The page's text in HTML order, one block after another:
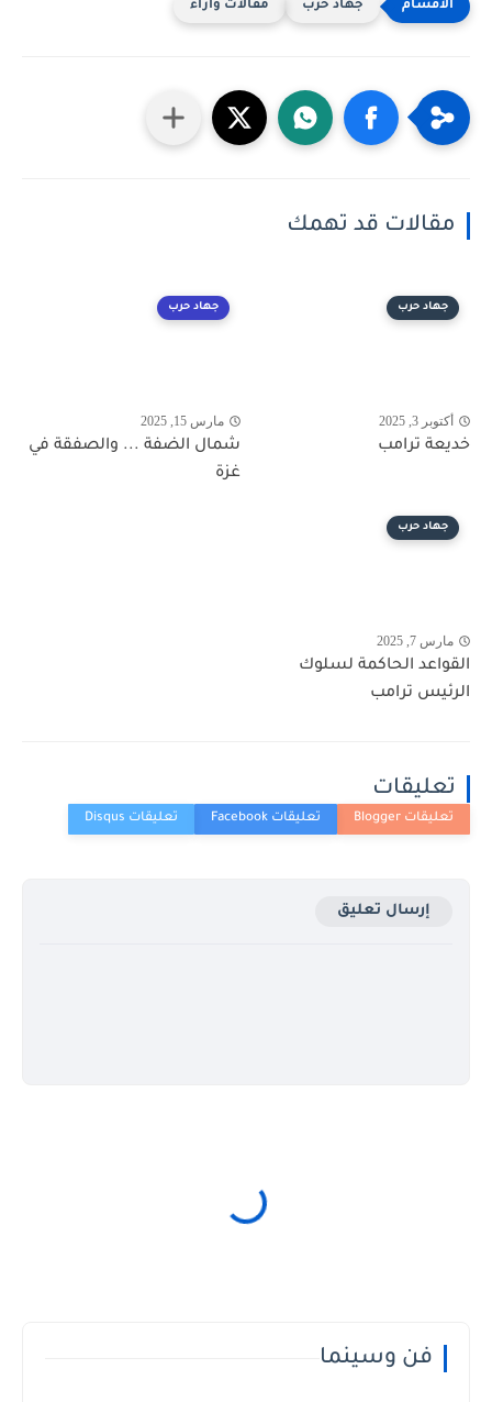
جهاد حرب مقالات وأراء
مقالات قد تهمك
جهاد حرب
أكتوبر 3, 2025
خديعة ترامب
جهاد حرب
مارس 15, 2025
شمال الضفة ... والصفقة في
غزة
جهاد حرب
مارس 7, 2025
القواعد الحاكمة لسلوك
الرئيس ترامب
تعليقات
إرسال تعليق
فن وسينما